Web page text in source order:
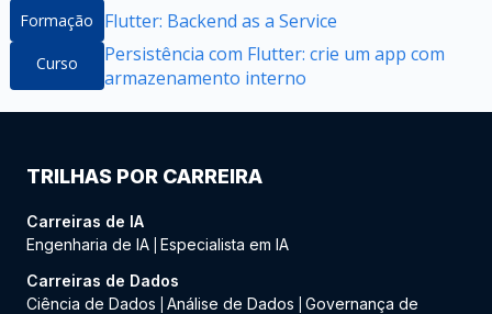
Formação Flutter: Backend as a Service
Curso
Persistência com Flutter: crie um app com
armazenamento interno
TRILHAS POR CARREIRA
Carreiras de IA
Engenharia de IA Especialista em IA
Carreiras de Dados
Ciência de Dados
Análise de Dados
Governança de